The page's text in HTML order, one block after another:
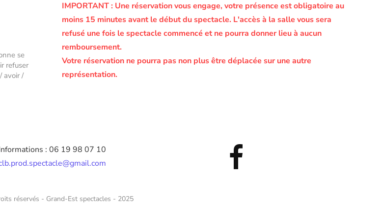
se
refuser
avoir /
IMPORTANT : Une réservation vous engage, votre présence est obligatoire au
moins 15 minutes avant le début du spectacle. L'accès à la salle vous sera
refusé une fois le spectacle commencé et ne pourra donner lieu à aucun
remboursement.
Votre réservation ne pourra pas non plus être déplacée sur une autre
représentation.
: 06 19 98 07 10
réservés - Grand-Est spectacles - 2025